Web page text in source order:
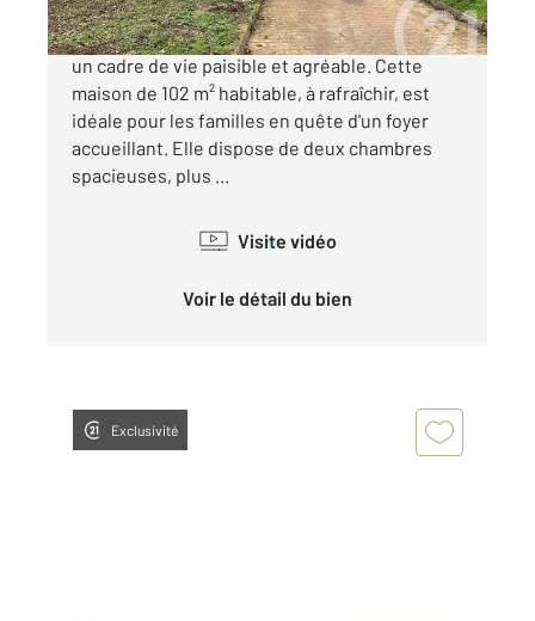
Exclusivité à Saint Maurice de Gourdans, dans
un cadre de vie paisible et agréable. Cette
maison de 102 m² habitable, à rafraîchir, est
idéale pour les familles en quête d'un foyer
accueillant. Elle dispose de deux chambres
spacieuses, plus ...
Visite vidéo
Voir le détail du bien
Exclusivité